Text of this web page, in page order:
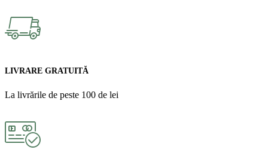
LIVRARE GRATUITĂ
La livrările de peste 100 de lei